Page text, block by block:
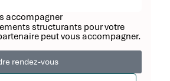
accompagner
structurants pour votre
peut vous accompagner.
rendez-vous